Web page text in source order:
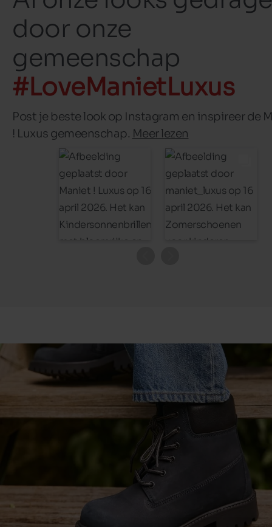
door onze
gemeenschap
#LoveManietLuxus
Post je beste look op Instagram en inspireer de
! Luxus gemeenschap. Meer lezen